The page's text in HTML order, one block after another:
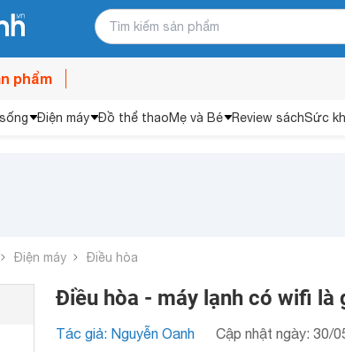
phẩm
Điện máy Đồ thể thaoMẹ và Bé Review sáchSức
Điện máy Điều hòa
Điều hòa - máy lạnh có wifi là
Tác giả: Nguyễn Oanh Cập nhật ngày: 30/